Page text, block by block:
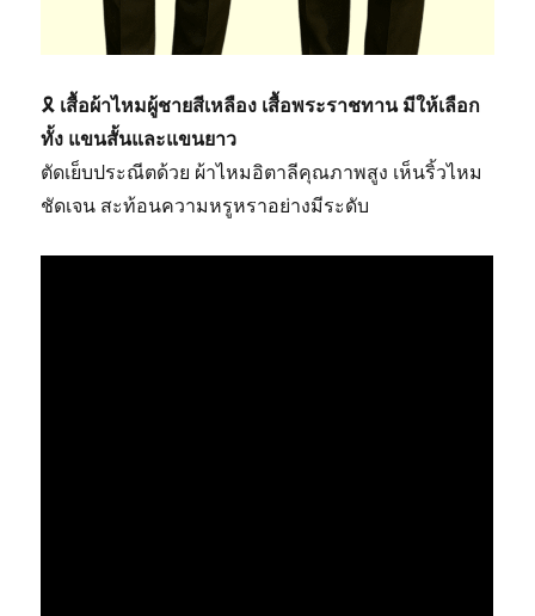
🎗️ เสื้อผ้าไหมผู้ชายสีเหลือง เสื้อพระราชทาน มีให้เลือก
ทั้ง แขนสั้นและแขนยาว
ตัดเย็บประณีตด้วย ผ้าไหมอิตาลีคุณภาพสูง เห็นริ้วไหม
ชัดเจน สะท้อนความหรูหราอย่างมีระดับ